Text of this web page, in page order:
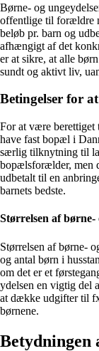
Børne- og
offentlige til forældre
beløb pr. barn og
afhængigt af det
er at sikre, at alle
sundt og aktivt liv,
Betingelser for
For at være berettiget
have fast bopæl i
særlig tilknytning til
bopælsforælder, men
udbetalt til en
barnets bedste.
Størrelsen af børne-
Størrelsen af børne-
og antal børn i
om det er et
ydelsen en vigtig del
at dække udgifter til
børnene.
Betydningen